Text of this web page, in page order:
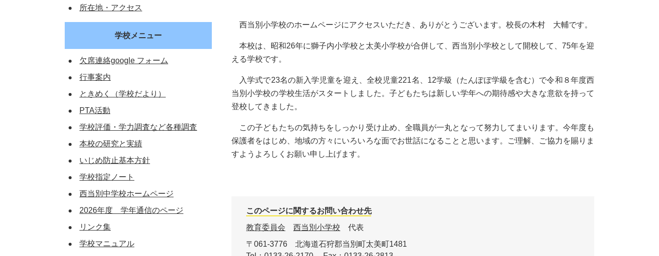
西当別小学校のホームページにアクセスいただき、ありがとうございます。校長の木村 大輔です。
本校は、昭和26年に獅子内小学校と太美小学校が合併して、西当別小学校として開校して、75年を迎
える学校です。
入学式で23名の新入学児童を迎え、全校児童221名、12学級（たんぽぽ学級を含む）で令和８年度西
当別小学校の学校生活がスタートしました。子どもたちは新しい学年への期待感や大きな意欲を持って
登校してきました。
この子どもたちの気持ちをしっかり受け止め、全職員が一丸となって努力してまいります。今年度も
保護者をはじめ、地域の方々にいろいろな面でお世話になることと思います。ご理解、ご協力を賜りま
すようよろしくお願い申し上げます。
このページに関するお問い合わせ先
教育委員会
西当別小学校
代表
〒061-3776
北海道石狩郡当別町太美町1481
所在地・アクセス
学校メニュー
欠席連絡google フォーム
行事案内
ときめく（学校だより）
PTA活動
学校評価・学力調査など各種調査
本校の研究と実績
いじめ防止基本方針
学校指定ノート
西当別中学校ホームページ
2026年度 学年通信のページ
リンク集
学校マニュアル